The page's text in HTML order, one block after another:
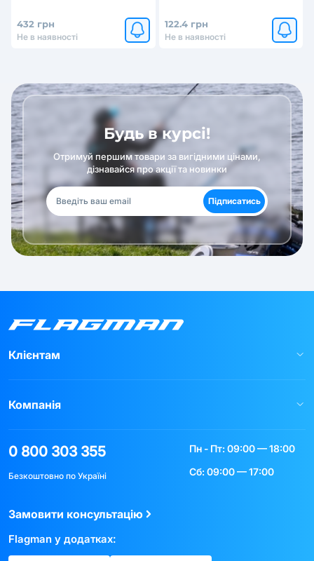
432 грн
Не в наявності
122.4 грн
Не в наявності
Будь в курсі!
Отримуй першим товари за вигідними цінами,
дізнавайся про акції та новинки
Підписатись
Клієнтам
Компанія
0 800 303 355
Безкоштовно по Україні
Пн - Пт: 09:00 — 18:00
Сб: 09:00 — 17:00
Замовити консультацію
Flagman у додатках: